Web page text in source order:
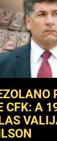
CFK: A